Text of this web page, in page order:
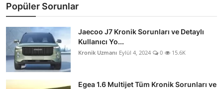
Popüler Sorunlar
Jaecoo J7 Kronik Sorunları ve Detaylı
Kullanıcı Yo...
Kronik Uzmanı Eylül 4, 2024 0 15.6K
Egea 1.6 Multijet Tüm Kronik Sorunları ve